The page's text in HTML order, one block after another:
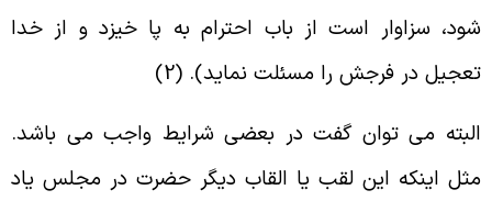
سزاوار است از باب احترام به پا خیزد و از خدا
در فرجش را مسئلت نماید). (2 )
مى توان گفت در بعضى شرایط واجب مى باشد.
اینکه این لقب یا القاب دیگر حضرت در مجلس یاد